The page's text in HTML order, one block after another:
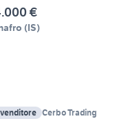
€
(IS)
Cerbo Trading